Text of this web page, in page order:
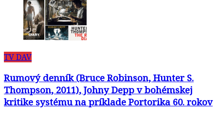
TV DAV
Rumový denník (Bruce Robinson, Hunter S.
Thompson, 2011), Johny Depp v bohémskej
kritike systému na príklade Portorika 60. rokov